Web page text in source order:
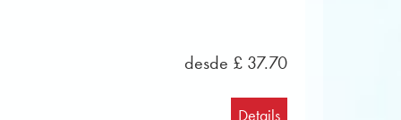
en do – clave de fa • 2 trompas
– clave de sol • 1 tuba I y II – clave
desde £ 37.70
Details